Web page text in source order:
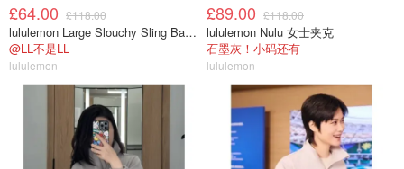
£64.00 £118.00
lululemon Large Slouchy Sling Bag 13L
@LL不是LL
lululemon
£89.00 £118.00
lululemon Nulu 女士夹克
石墨灰！小码还有
lululemon